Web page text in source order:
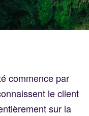
commence par
le client
sur la